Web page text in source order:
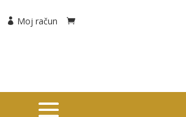
Moj račun